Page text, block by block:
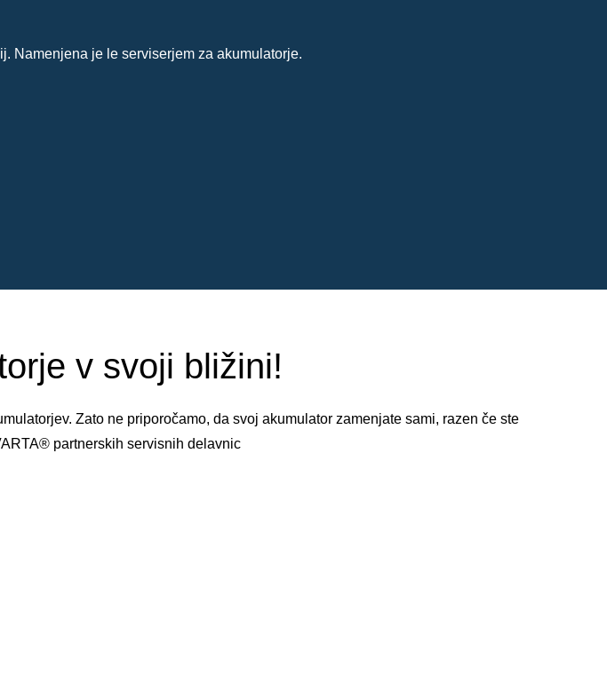
Namenjena je le serviserjem za akumulatorje.
v svoji bližini!
Zato ne priporočamo, da svoj akumulator zamenjate sami, razen če ste
partnerskih servisnih delavnic